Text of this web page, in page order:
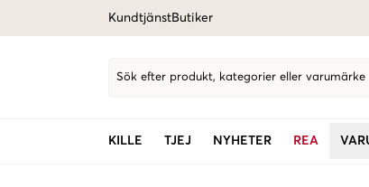
KundtjänstButiker
Sök efter produkt, kategorier eller varumärke
KILLE TJEJ NYHETER REA